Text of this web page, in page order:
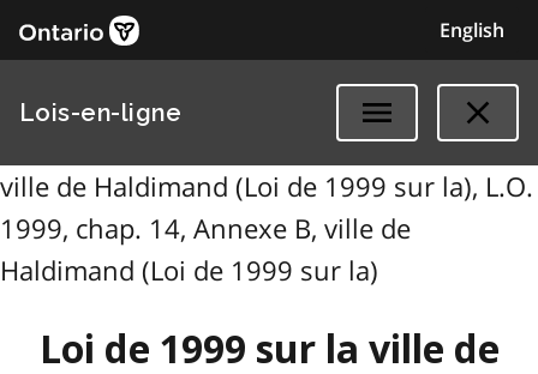
English
Lois-en-ligne
ville de Haldimand (Loi de 1999 sur la), L.O.
1999, chap. 14, Annexe B, ville de
Haldimand (Loi de 1999 sur la)
Loi de 1999 sur la ville de